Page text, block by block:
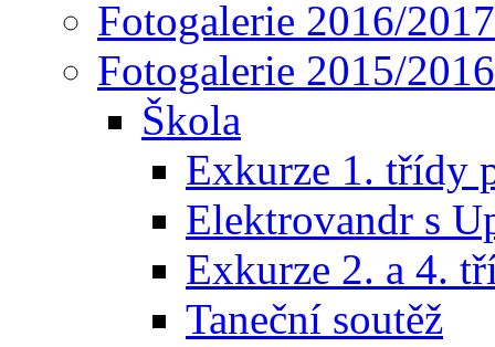
Fotogalerie 2016/2017
Fotogalerie 2015/2016
Škola
Exkurze 1. třídy
Elektrovandr s
Exkurze 2. a 4.
Taneční soutěž